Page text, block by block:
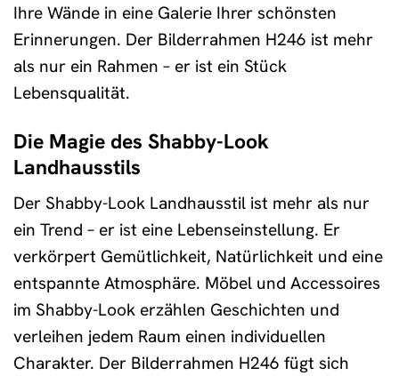
Ihre Wände in eine Galerie Ihrer schönsten
Erinnerungen. Der Bilderrahmen H246 ist mehr
als nur ein Rahmen – er ist ein Stück
Lebensqualität.
Die Magie des Shabby-Look
Landhausstils
Der Shabby-Look Landhausstil ist mehr als nur
ein Trend – er ist eine Lebenseinstellung. Er
verkörpert Gemütlichkeit, Natürlichkeit und eine
entspannte Atmosphäre. Möbel und Accessoires
im Shabby-Look erzählen Geschichten und
verleihen jedem Raum einen individuellen
Charakter. Der Bilderrahmen H246 fügt sich